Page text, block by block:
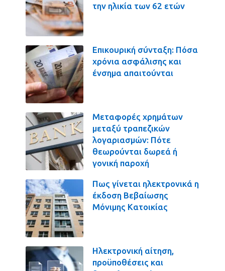
την ηλικία των 62 ετών
Επικουρική σύνταξη: Πόσα
χρόνια ασφάλισης και
ένσημα απαιτούνται
Μεταφορές χρημάτων
μεταξύ τραπεζικών
λογαριασμών: Πότε
θεωρούνται δωρεά ή
γονική παροχή
Πως γίνεται ηλεκτρονικά η
έκδοση Βεβαίωσης
Μόνιμης Κατοικίας
Ηλεκτρονική αίτηση,
προϋποθέσεις και